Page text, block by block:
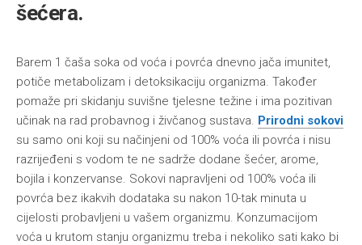
šećera.
Barem 1 čaša soka od voća i povrća dnevno jača imunitet,
potiče metabolizam i detoksikaciju organizma. Također
pomaže pri skidanju suvišne tjelesne težine i ima pozitivan
učinak na rad probavnog i živčanog sustava. Prirodni sokovi
su samo oni koji su načinjeni od 100% voća ili povrća i nisu
razrijeđeni s vodom te ne sadrže dodane šećer, arome,
bojila i konzervanse. Sokovi napravljeni od 100% voća ili
povrća bez ikakvih dodataka su nakon 10-tak minuta u
cijelosti probavljeni u vašem organizmu. Konzumacijom
voća u krutom stanju organizmu treba i nekoliko sati kako bi